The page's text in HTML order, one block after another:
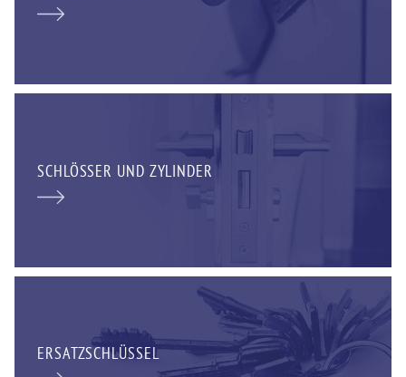
SCHLÖSSER UND ZYLINDER
ERSATZSCHLÜSSEL